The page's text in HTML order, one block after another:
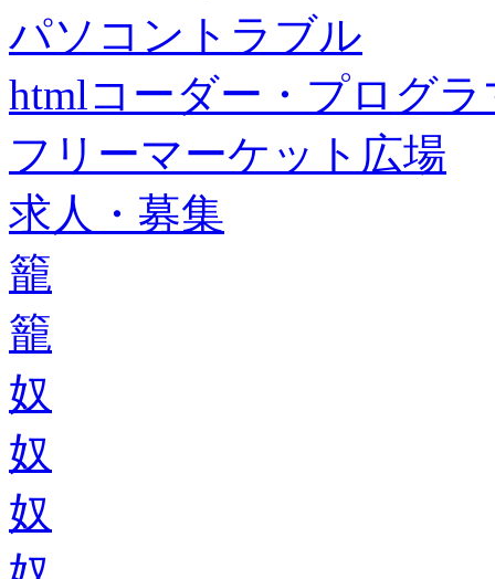
パソコントラブル
htmlコーダー・プログラ
フリーマーケット広場
求人・募集
籠
籠
奴
奴
奴